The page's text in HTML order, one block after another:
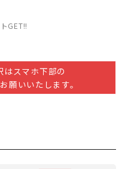
GET!!
スマホ下部の
願いいたします。